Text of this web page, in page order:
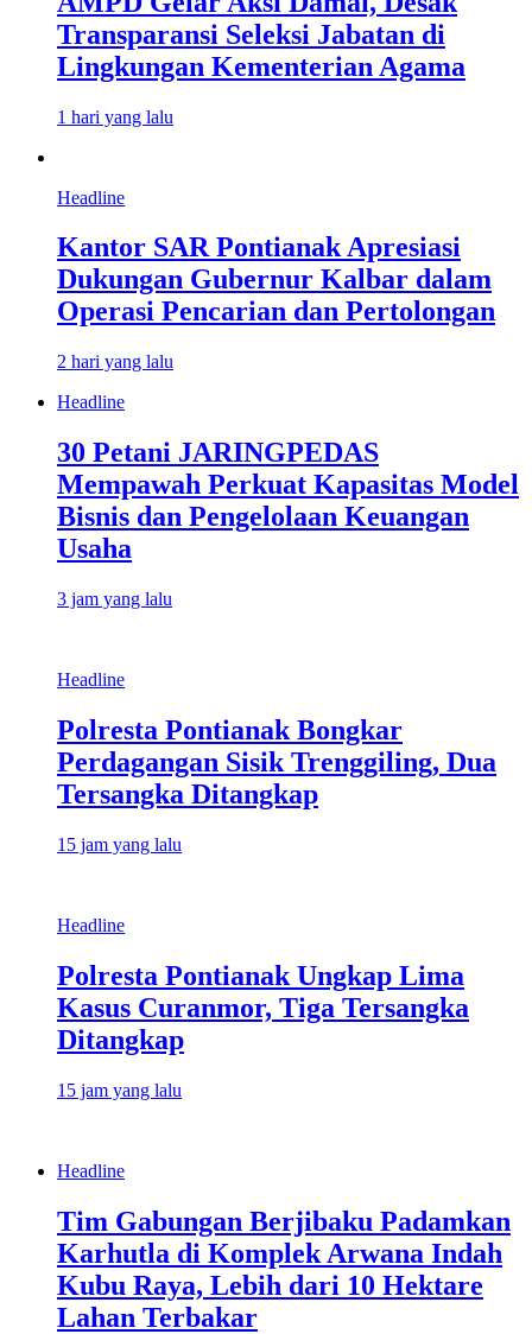
Transparansi Seleksi Jabatan di
Lingkungan Kementerian Agama
1 hari yang lalu
Headline
Kantor SAR Pontianak Apresiasi
Dukungan Gubernur Kalbar dalam
Operasi Pencarian dan Pertolongan
2 hari yang lalu
Headline
30 Petani JARINGPEDAS
Mempawah Perkuat Kapasitas Model
Bisnis dan Pengelolaan Keuangan
Usaha
3 jam yang lalu
Headline
Polresta Pontianak Bongkar
Perdagangan Sisik Trenggiling, Dua
Tersangka Ditangkap
15 jam yang lalu
Headline
Polresta Pontianak Ungkap Lima
Kasus Curanmor, Tiga Tersangka
Ditangkap
15 jam yang lalu
Headline
Tim Gabungan Berjibaku Padamkan
Karhutla di Komplek Arwana Indah
Kubu Raya, Lebih dari 10 Hektare
Lahan Terbakar